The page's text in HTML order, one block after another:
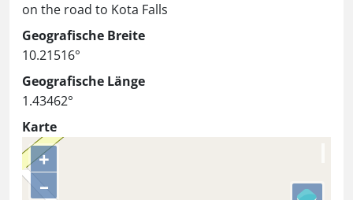
on the road to Kota Falls
Geografische Breite
10.21516°
Geografische Länge
1.43462°
Karte
+
–